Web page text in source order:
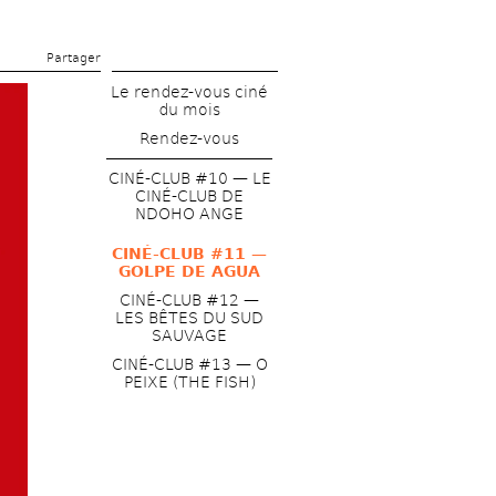
Partager
Le rendez-vous ciné
du mois
Rendez-vous
CINÉ-CLUB #10 — LE
CINÉ-CLUB DE
NDOHO ANGE
CINÉ-CLUB #11 —
GOLPE DE AGUA
CINÉ-CLUB #12 —
LES BÊTES DU SUD
SAUVAGE
CINÉ-CLUB #13 — O
PEIXE (THE FISH)